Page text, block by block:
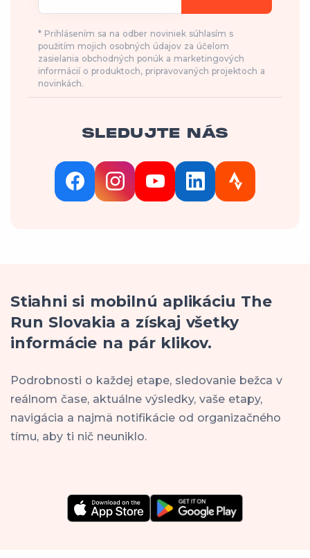
* Prihlásením sa na odber noviniek súhlasím s
použitím mojich osobných údajov za účelom
zasielania obchodných ponúk a marketingových
informácií o produktoch, pripravovaných projektoch a
novinkách.
SLEDUJTE NÁS
Stiahni si mobilnú aplikáciu The
Run Slovakia a získaj všetky
informácie na pár klikov.
Podrobnosti o každej etape, sledovanie bežca v
reálnom čase, aktuálne výsledky, vaše etapy,
navigácia a najmä notifikácie od organizačného
tímu, aby ti nič neuniklo.